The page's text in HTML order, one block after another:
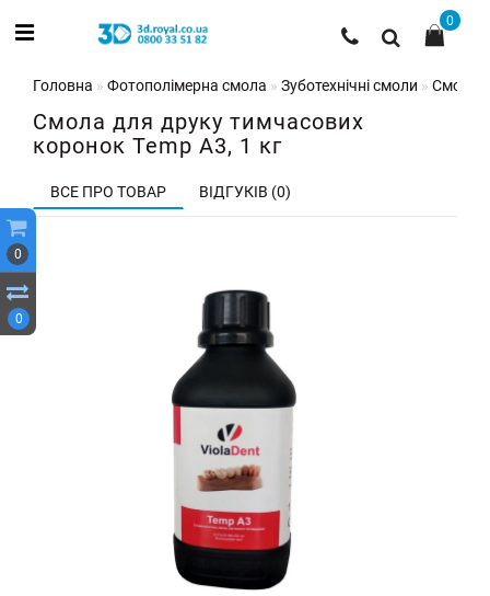
0
0
0
Головна Фотополімерна смола Зуботехнічні смоли Смола
Смола для друку тимчасових
коронок Temp A3, 1 кг
ВСЕ ПРО ТОВАР ВІДГУКІВ (0)